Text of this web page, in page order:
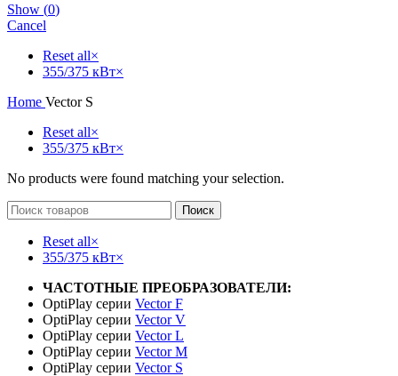
Show (0)
Cancel
Reset all×
355/375 кВт×
Home Vector S
Reset all×
355/375 кВт×
No products were found matching your selection.
Поиск
Reset all×
355/375 кВт×
ЧАСТОТНЫЕ ПРЕОБРАЗОВАТЕЛИ:
OptiPlay серии Vector F
OptiPlay серии Vector V
OptiPlay серии Vector L
OptiPlay серии Vector M
OptiPlay серии Vector S